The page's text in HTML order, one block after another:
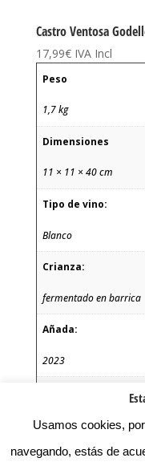
Castro Ventosa
17,99€ IVA Incl
Peso
1,7 kg
Dimensiones
11 × 11 × 40 cm
Tipo de vino:
Blanco
Crianza:
fermentado en barrica
Añada:
2023
Bodegas y Viñedos
Zona:
Usamos cookies,
navegando, estás de